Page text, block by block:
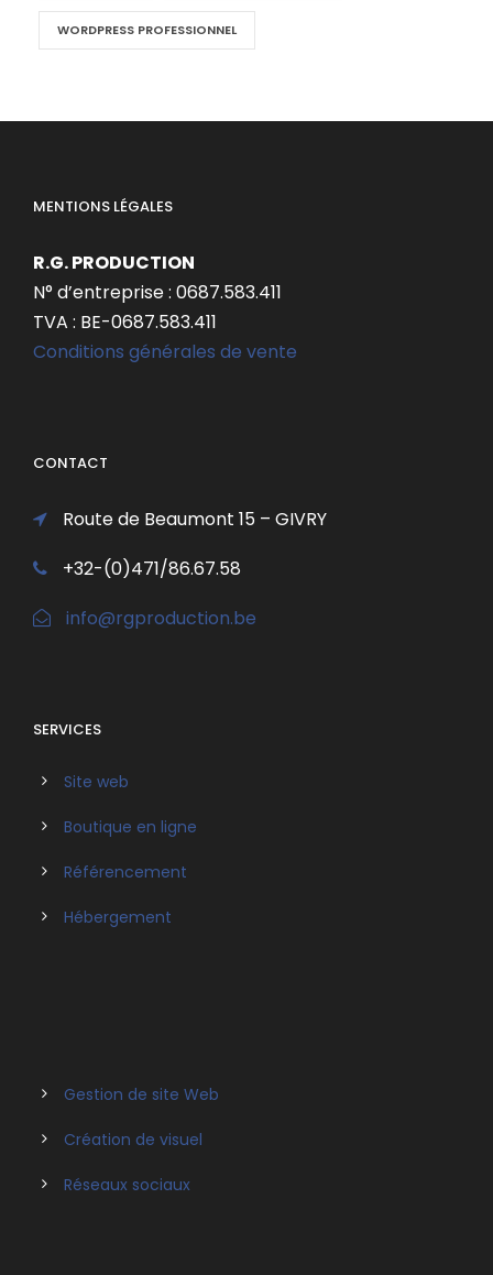
WORDPRESS PROFESSIONNEL
MENTIONS LÉGALES
R.G. PRODUCTION
N° d’entreprise : 0687.583.411
TVA : BE-0687.583.411
Conditions générales de vente
CONTACT
Route de Beaumont 15 – GIVRY
+32-(0)471/86.67.58
info@rgproduction.be
SERVICES
Site web
Boutique en ligne
Référencement
Hébergement
Gestion de site Web
Création de visuel
Réseaux sociaux